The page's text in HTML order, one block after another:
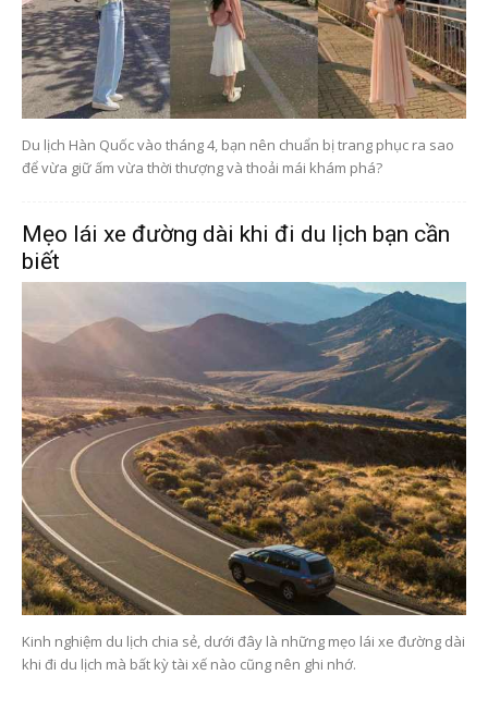
Du lịch Hàn Quốc vào tháng 4, bạn nên chuẩn bị trang phục ra sao
để vừa giữ ấm vừa thời thượng và thoải mái khám phá?
Mẹo lái xe đường dài khi đi du lịch bạn cần
biết
Kinh nghiệm du lịch chia sẻ, dưới đây là những mẹo lái xe đường dài
khi đi du lịch mà bất kỳ tài xế nào cũng nên ghi nhớ.